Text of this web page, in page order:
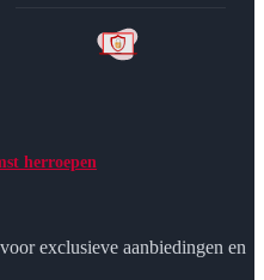
herroepen
exclusieve aanbiedingen en